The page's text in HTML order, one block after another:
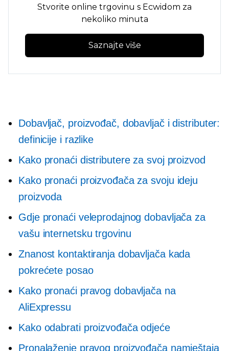
Stvorite online trgovinu s Ecwidom za
nekoliko minuta
Saznajte više
Dobavljač, proizvođač, dobavljač i distributer:
definicije i razlike
Kako pronaći distributere za svoj proizvod
Kako pronaći proizvođača za svoju ideju
proizvoda
Gdje pronaći veleprodajnog dobavljača za
vašu internetsku trgovinu
Znanost kontaktiranja dobavljača kada
pokrećete posao
Kako pronaći pravog dobavljača na
AliExpressu
Kako odabrati proizvođača odjeće
Pronalaženje pravog proizvođača namještaja